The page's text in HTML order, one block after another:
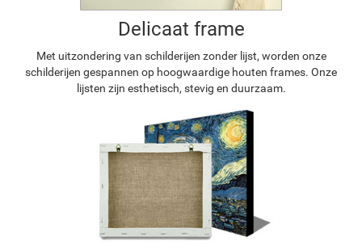
Delicaat frame
Met uitzondering van schilderijen zonder lijst, worden onze
schilderijen gespannen op hoogwaardige houten frames. Onze
lijsten zijn esthetisch, stevig en duurzaam.